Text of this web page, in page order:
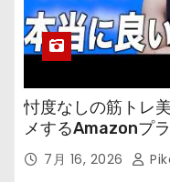
忖度なしの筋トレ
メするAmazonプ
の 7月 16, 2026